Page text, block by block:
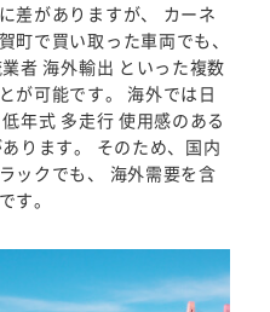
差がありますが、 カーネ
町で買い取った車両でも、
者 海外輸出 といった複数
が可能です。 海外では日
年式 多走行 使用感のある
ります。 そのため、国内
ックでも、 海外需要を含
す。